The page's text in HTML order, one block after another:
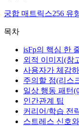
궁합 매트릭스256 유
목차
isFp의 핵심 한
외적 이미지(참
사용자가 체감
주의할 점(리스
일상 행동 패턴(
인간관계 팁
커리어/학습 전
스트레스 신호